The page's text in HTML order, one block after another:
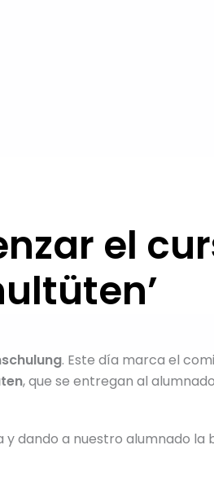
el
. Este día marca el
, que se entregan al
dando a nuestro alumnado la